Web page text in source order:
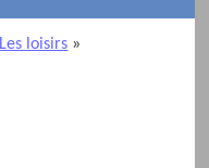
Les loisirs »